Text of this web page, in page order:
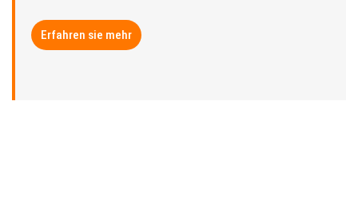
Erfahren sie mehr